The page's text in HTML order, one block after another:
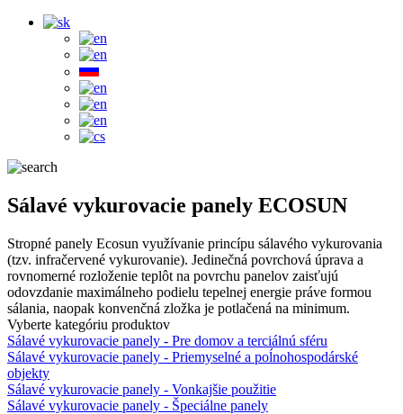
Sálavé vykurovacie panely ECOSUN
Stropné panely Ecosun využívanie princípu sálavého vykurovania
(tzv. infračervené vykurovanie). Jedinečná povrchová úprava a
rovnomerné rozloženie teplôt na povrchu panelov zaisťujú
odovzdanie maximálneho podielu tepelnej energie práve formou
sálania, naopak konvenčná zložka je potlačená na minimum.
Vyberte kategóriu produktov
Sálavé vykurovacie panely - Pre domov a terciálnú sféru
Sálavé vykurovacie panely - Priemyselné a poĺnohospodárské
objekty
Sálavé vykurovacie panely - Vonkajšie použitie
Sálavé vykurovacie panely - Špeciálne panely